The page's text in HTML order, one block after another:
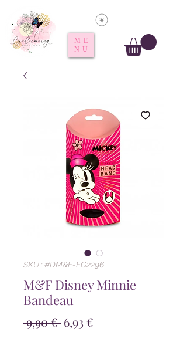
ME
NU
SKU : #DM&F-FG2296
M&F Disney Minnie
Bandeau
9,90 € Prix
6,93 €